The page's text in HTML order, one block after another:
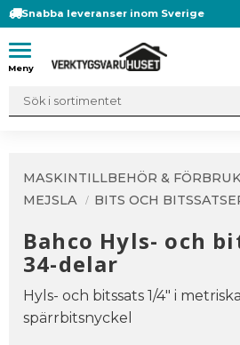
Meny
Snabba leveranser inom Sverige
MASKINTILLBEHÖR &
MEJSLA
BITS OCH
Bahco Hyls- och
34-delar
Hyls- och bitssats 1/4" i
spärrbitsnyckel